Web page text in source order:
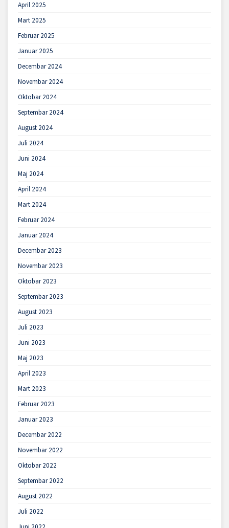
April 2025
Mart 2025
Februar 2025
Januar 2025
Decembar 2024
Novembar 2024
Oktobar 2024
Septembar 2024
August 2024
Juli 2024
Juni 2024
Maj 2024
April 2024
Mart 2024
Februar 2024
Januar 2024
Decembar 2023
Novembar 2023
Oktobar 2023
Septembar 2023
August 2023
Juli 2023
Juni 2023
Maj 2023
April 2023
Mart 2023
Februar 2023
Januar 2023
Decembar 2022
Novembar 2022
Oktobar 2022
Septembar 2022
August 2022
Juli 2022